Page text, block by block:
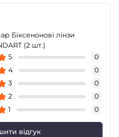
Біксенонові лінзи
(2 шт.)
5
0
4
0
3
0
2
0
1
0
відгук